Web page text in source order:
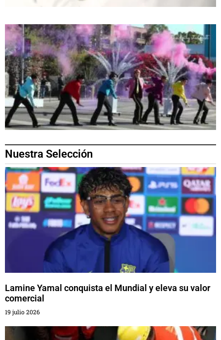
Nuestra Selección
Lamine Yamal conquista el Mundial y eleva su valor
comercial
19 julio 2026